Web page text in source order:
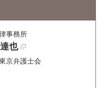
事務所
也
京弁護士会